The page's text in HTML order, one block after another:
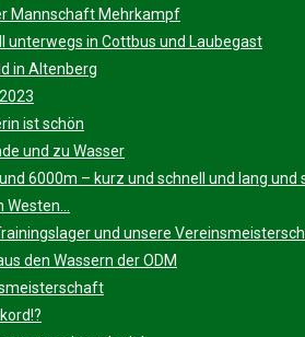
Mannschaft Mehrkampf
unterwegs in Cottbus und Laubegast
in Altenberg
ist schön
und zu Wasser
6000m – kurz und schnell und lang und
und unsere
den Wassern der ODM